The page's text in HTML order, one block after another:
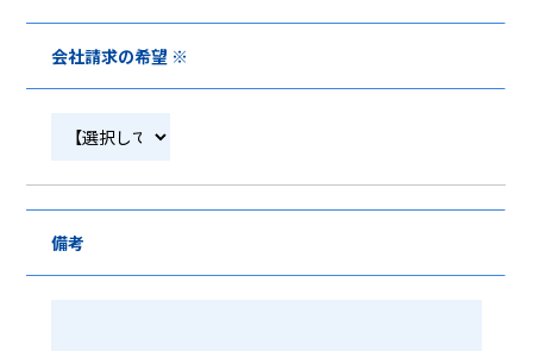
会社請求の希望 ※
備考